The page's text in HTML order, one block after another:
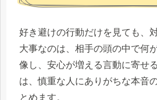
好き避けの行動だけを見ても、
大事なのは、相手の頭の中で何
像し、安心が増える言動に寄せ
は、慎重な人にありがちな本音
とめます。